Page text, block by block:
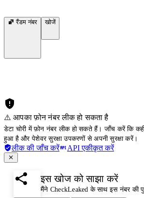
रैंडम नंबर खोजें
⚠️ आपका फ़ोन नंबर लीक हो सकता है
डेटा चोरी में फ़ोन नंबर लीक हो सकते हैं। जाँच करें कि
हुआ है और पेशेवर सुरक्षा उपकरणों से अपनी सुरक्षा करें।
लीक की जाँच करें API एकीकृत करें
इस खोज को साझा करें
मैंने CheckLeaked के साथ इस नंबर की